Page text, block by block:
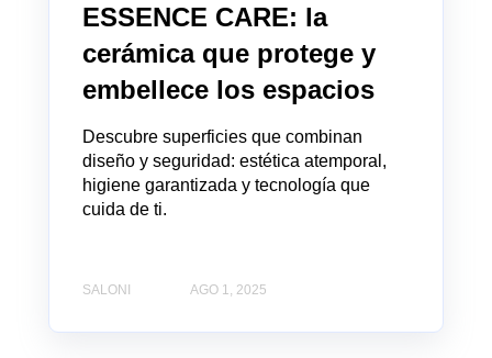
ESSENCE CARE: la
cerámica que protege y
embellece los espacios
Descubre superficies que combinan
diseño y seguridad: estética atemporal,
higiene garantizada y tecnología que
cuida de ti.
SALONI AGO 1, 2025